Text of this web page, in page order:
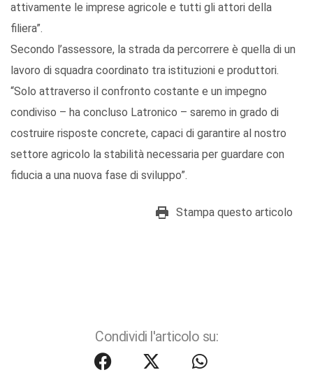
attivamente le imprese agricole e tutti gli attori della
filiera”.
Secondo l’assessore, la strada da percorrere è quella di un
lavoro di squadra coordinato tra istituzioni e produttori.
“Solo attraverso il confronto costante e un impegno
condiviso – ha concluso Latronico – saremo in grado di
costruire risposte concrete, capaci di garantire al nostro
settore agricolo la stabilità necessaria per guardare con
fiducia a una nuova fase di sviluppo”.
Stampa questo articolo
Condividi l'articolo su: